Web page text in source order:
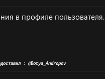
в профиле пользователя.
.
: @Botya_Andropov